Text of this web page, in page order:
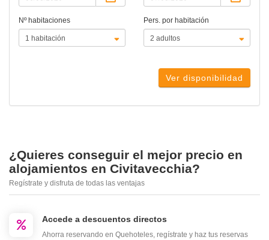
Nº habitaciones Pers. por habitación
Ver disponibilidad
¿Quieres conseguir el mejor precio en
alojamientos en Civitavecchia?
Regístrate y disfruta de todas las ventajas
Accede a descuentos directos
Ahorra reservando en Quehoteles, regístrate y haz tus reservas